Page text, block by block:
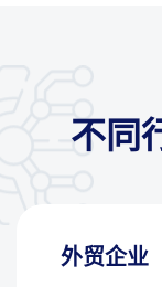
不同
外贸企业